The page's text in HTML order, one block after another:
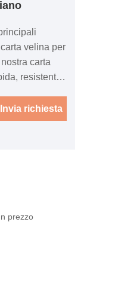
velina per
carta
resistente
DIMA®
famiglia e la
informali ai
Invia richiesta
prezzo